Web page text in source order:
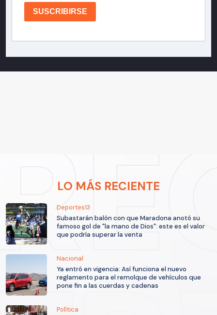
SUSCRIBIRSE
LO MÁS RECIENTE
Deportes13
Subastarán balón con que Maradona anotó su
famoso gol de "la mano de Dios": este es el valor
que podría superar la venta
Nacional
Ya entró en vigencia: Así funciona el nuevo
reglamento para el remolque de vehículos que
pone fin a las cuerdas y cadenas
Política